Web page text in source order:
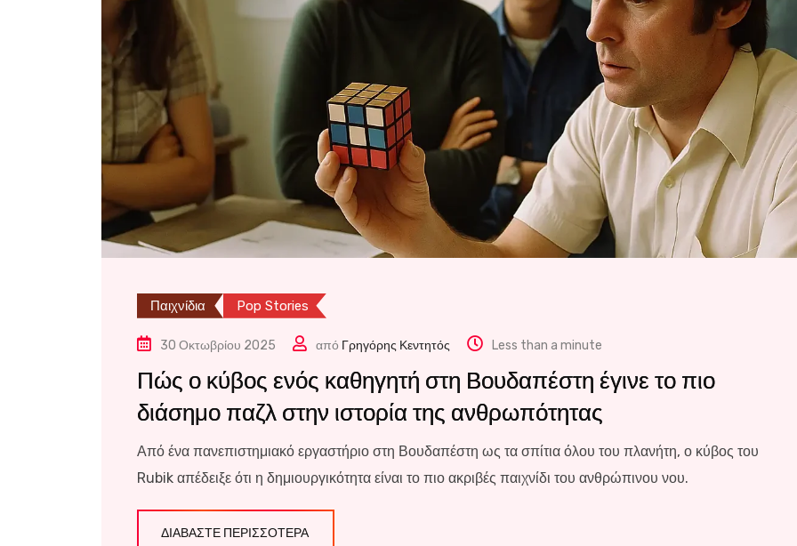
Παιχνίδια Pop Stories
30 Οκτωβρίου 2025 από Γρηγόρης Κεντητός Less than a minute
Πώς ο κύβος ενός καθηγητή στη Βουδαπέστη έγινε το πιο
διάσημο παζλ στην ιστορία της ανθρωπότητας
Από ένα πανεπιστημιακό εργαστήριο στη Βουδαπέστη ως τα σπίτια όλου του πλανήτη, ο κύβος του
Rubik απέδειξε ότι η δημιουργικότητα είναι το πιο ακριβές παιχνίδι του ανθρώπινου νου.
ΔΙΑΒΆΣΤΕ ΠΕΡΙΣΣΌΤΕΡΑ